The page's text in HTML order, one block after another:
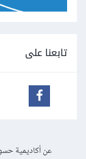
تابعنا على
عن أكاديمية